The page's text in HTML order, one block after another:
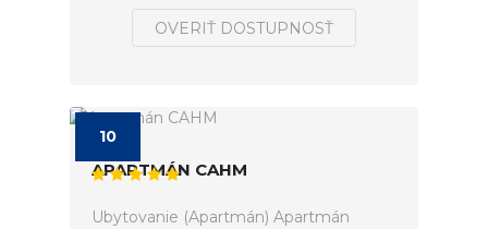
OVERIŤ DOSTUPNOSŤ
10
APARTMÁN CAHM
Ubytovanie (Apartmán) Apartmán